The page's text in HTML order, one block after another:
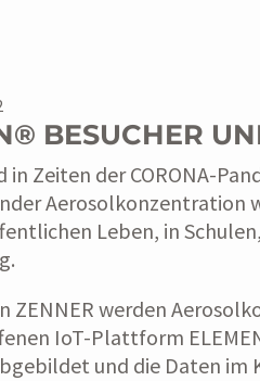
BESUCHER
Zeiten der CORONA-
Aerosolkonzentration
Leben, in
ZENNER werden
IoT-Plattform
und die Daten